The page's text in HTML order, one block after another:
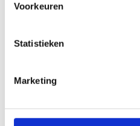
Voorkeuren
Statistieken
Marketing
Wil je met je sportclub,
organiseren?
niet alleen tal van
slaapgelegenheid voor
binnen ons centrum en